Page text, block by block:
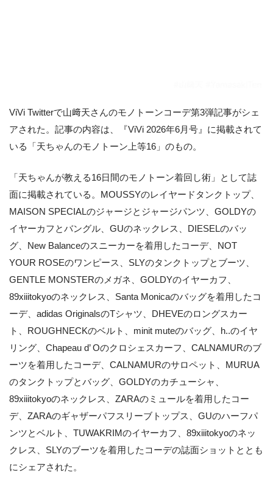
ViVi Twitterで山﨑天さんのモノトーンコーデ第3弾記事がシェ
アされた。記事の内容は、『ViVi 2026年6月号』に掲載されて
いる「天ちゃんのモノトーン上等16」のもの。
「天ちゃんが教える16日間のモノトーン着回し術」として誌
面に掲載されている。MOUSSYのレイヤードタンクトップ、
MAISON SPECIALのジャージとジャージパンツ、GOLDYの
イヤーカフとバングル、GUのネックレス、DIESELのバッ
グ、New Balanceのスニーカーを着用したコーデ、NOT
YOUR ROSEのワンピース、SLYのタンクトップとブーツ、
GENTLE MONSTERのメガネ、GOLDYのイヤーカフ、
89xiiitokyoのネックレス、Santa Monicaのバッグを着用したコ
ーデ、adidas OriginalsのTシャツ、DHEVEのロングスカー
ト、ROUGHNECKのベルト、minit muteのバッグ、h..のイヤ
リング、Chapeau d’ Oのクロシェスカーフ、CALNAMURのブ
ーツを着用したコーデ、CALNAMURのサロペット、MURUA
のタンクトップとバッグ、GOLDYのカチューシャ、
89xiiitokyoのネックレス、ZARAのミュールを着用したコー
デ、ZARAのギャザーパフスリーブトップス、GUのハーフパ
ンツとベルト、TUWAKRIMのイヤーカフ、89xiiitokyoのネッ
クレス、SLYのブーツを着用したコーデの誌面ショットととも
にシェアされた。